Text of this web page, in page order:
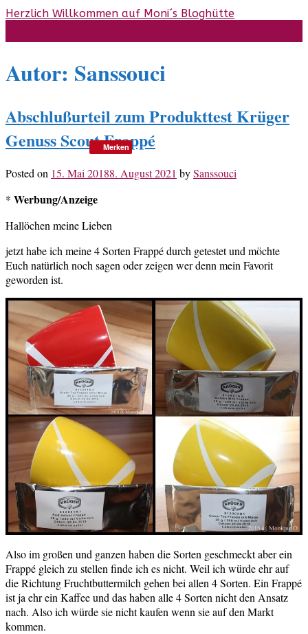
Skip
content
Herzlich Willkommen auf Moni´s Bloghütte
Autor: Sanssouci
Abschlußurteil zum Produkttest Krüger
Genuss Scout Frappé
Posted on 15. Mai 20188. August 2021 bySanssouci
* Werbung/Anzeige
Hallöchen meine Lieben
jetzt habe ich meine 4 Sorten Frappé durch getestet und möchte
Euch natürlich noch sagen oder zeigen wer denn mein Favorit
geworden ist.
Also im großen und ganzen haben die Sorten geschmeckt aber ein
Frappé gleich zu stellen finde ich es nicht. Weil ich würde ehr auf
die Richtung Fruchtbuttermilch gehen bei allen 4 Sorten. Ein Frappé
ist ja ehr ein Kaffee und das haben alle 4 Sorten nicht den Ansatz
nach. Also ich würde sie nicht kaufen wenn sie auf den Markt
kommen.
Merken